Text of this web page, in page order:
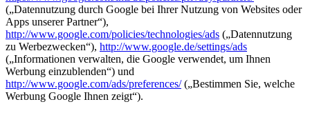
(„Datennutzung durch Google bei Ihrer Nutzung von Websites oder
Apps unserer Partner“),
http://www.google.com/policies/technologies/ads („Datennutzung
zu Werbezwecken“), http://www.google.de/settings/ads
(„Informationen verwalten, die Google verwendet, um Ihnen
Werbung einzublenden“) und
http://www.google.com/ads/preferences/(„Bestimmen Sie, welche
Werbung Google Ihnen zeigt“).